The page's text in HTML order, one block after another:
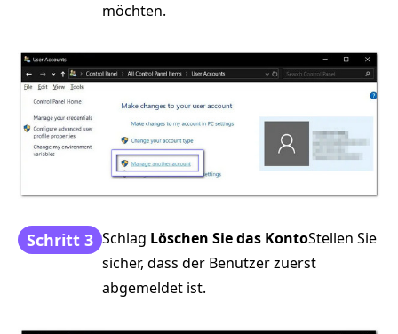
möchten.
Schritt 3 Schlag Löschen Sie das KontoStellen Sie
sicher, dass der Benutzer zuerst
abgemeldet ist.